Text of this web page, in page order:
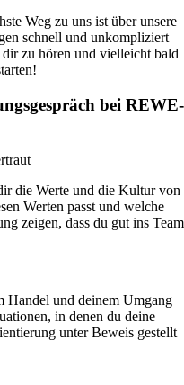
Weg zu uns ist über unsere
schnell und unkompliziert
zu hören und vielleicht bald
bei REWE-
die Werte und die Kultur von
Werten passt und welche
zeigen, dass du gut ins Team
Handel und deinem Umgang
in denen du deine
unter Beweis gestellt